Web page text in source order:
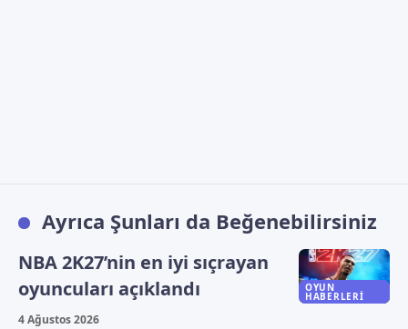
Ayrıca Şunları da Beğenebilirsiniz
OYUN
HABERLERI
NBA 2K27’nin en iyi sıçrayan
oyuncuları açıklandı
4 Ağustos 2026